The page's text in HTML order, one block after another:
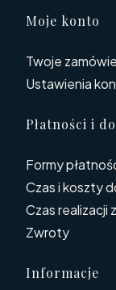
Linki w
Moje konto
Twoje
Ustawienia
Płatności i
Formy
Czas i koszty
Czas realizacji
Zwroty
Informacje